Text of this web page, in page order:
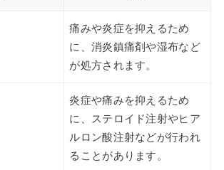
痛みや炎症を抑えるため
に、消炎鎮痛剤や湿布など
が処方されます。
炎症や痛みを抑えるため
に、ステロイド注射やヒア
ルロン酸注射などが行われ
ることがあります。